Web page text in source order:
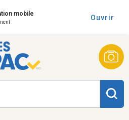
mobile Ouvrir